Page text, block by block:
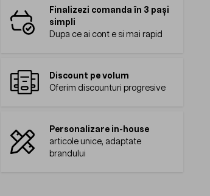
Finalizezi comanda în 3 pași
simpli
Dupa ce ai cont e si mai rapid
Discount pe volum
Oferim discounturi progresive
Personalizare in-house
articole unice, adaptate
brandului